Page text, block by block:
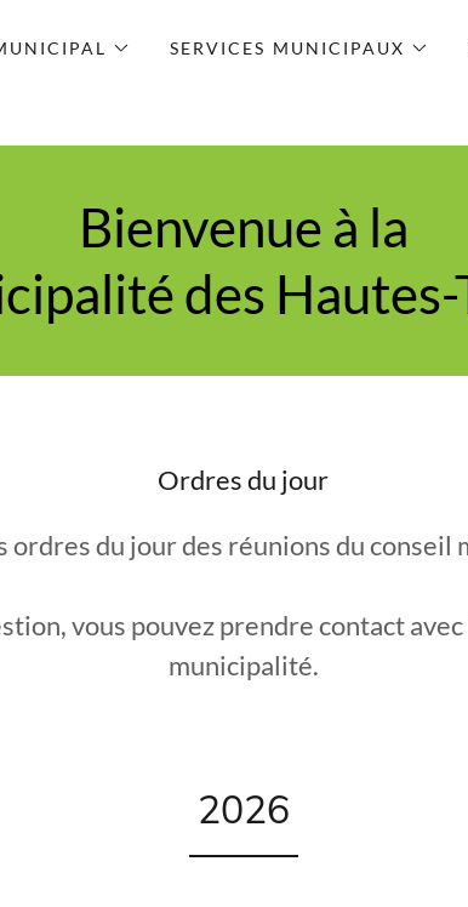
SERVICES MUNICIPAUX
Bienvenue à la
des Hautes-
Ordres du jour
ordres du jour des réunions du conseil
vous pouvez prendre contact
municipalité.
2026